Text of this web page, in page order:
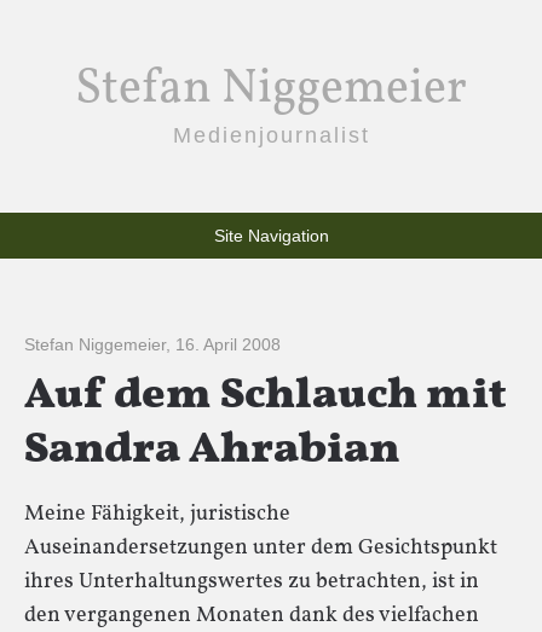
Stefan Niggemeier
Medienjournalist
Site Navigation
Stefan Niggemeier, 16. April 2008
Auf dem Schlauch mit
Sandra Ahrabian
Meine Fähigkeit, juristische
Auseinandersetzungen unter dem Gesichtspunkt
ihres Unterhaltungswertes zu betrachten, ist in
den vergangenen Monaten dank des vielfachen